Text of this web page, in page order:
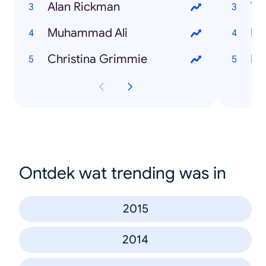
Alan Rickman
Muhammad Ali
Christina Grimmie
Ontdek wat trending was in
2015
2014